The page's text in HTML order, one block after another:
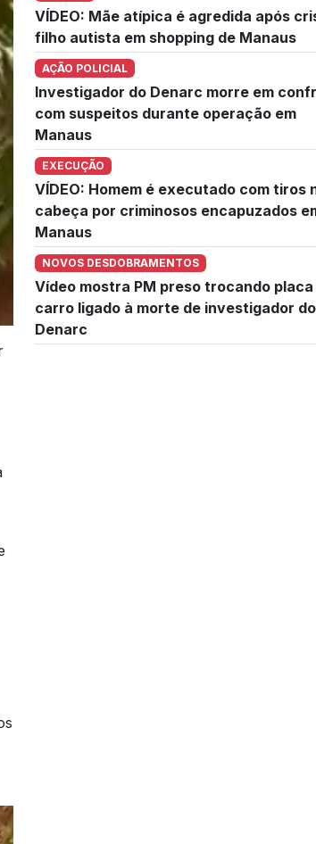
VÍDEO: Mãe atípica é agredida após
filho autista em shopping de Manaus
AÇÃO POLICIAL
Investigador do Denarc morre em
com suspeitos durante operação em
Manaus
EXECUÇÃO
VÍDEO: Homem é executado com tiros
cabeça por criminosos encapuzados
Manaus
NOVOS DESDOBRAMENTOS
Vídeo mostra PM preso trocando placa
carro ligado à morte de investigador do
Denarc